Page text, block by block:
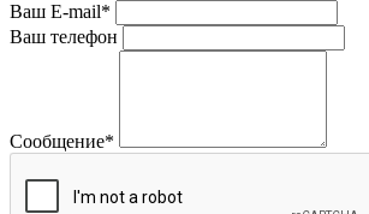
Ваш E-mail*
Ваш телефон
Сообщение*